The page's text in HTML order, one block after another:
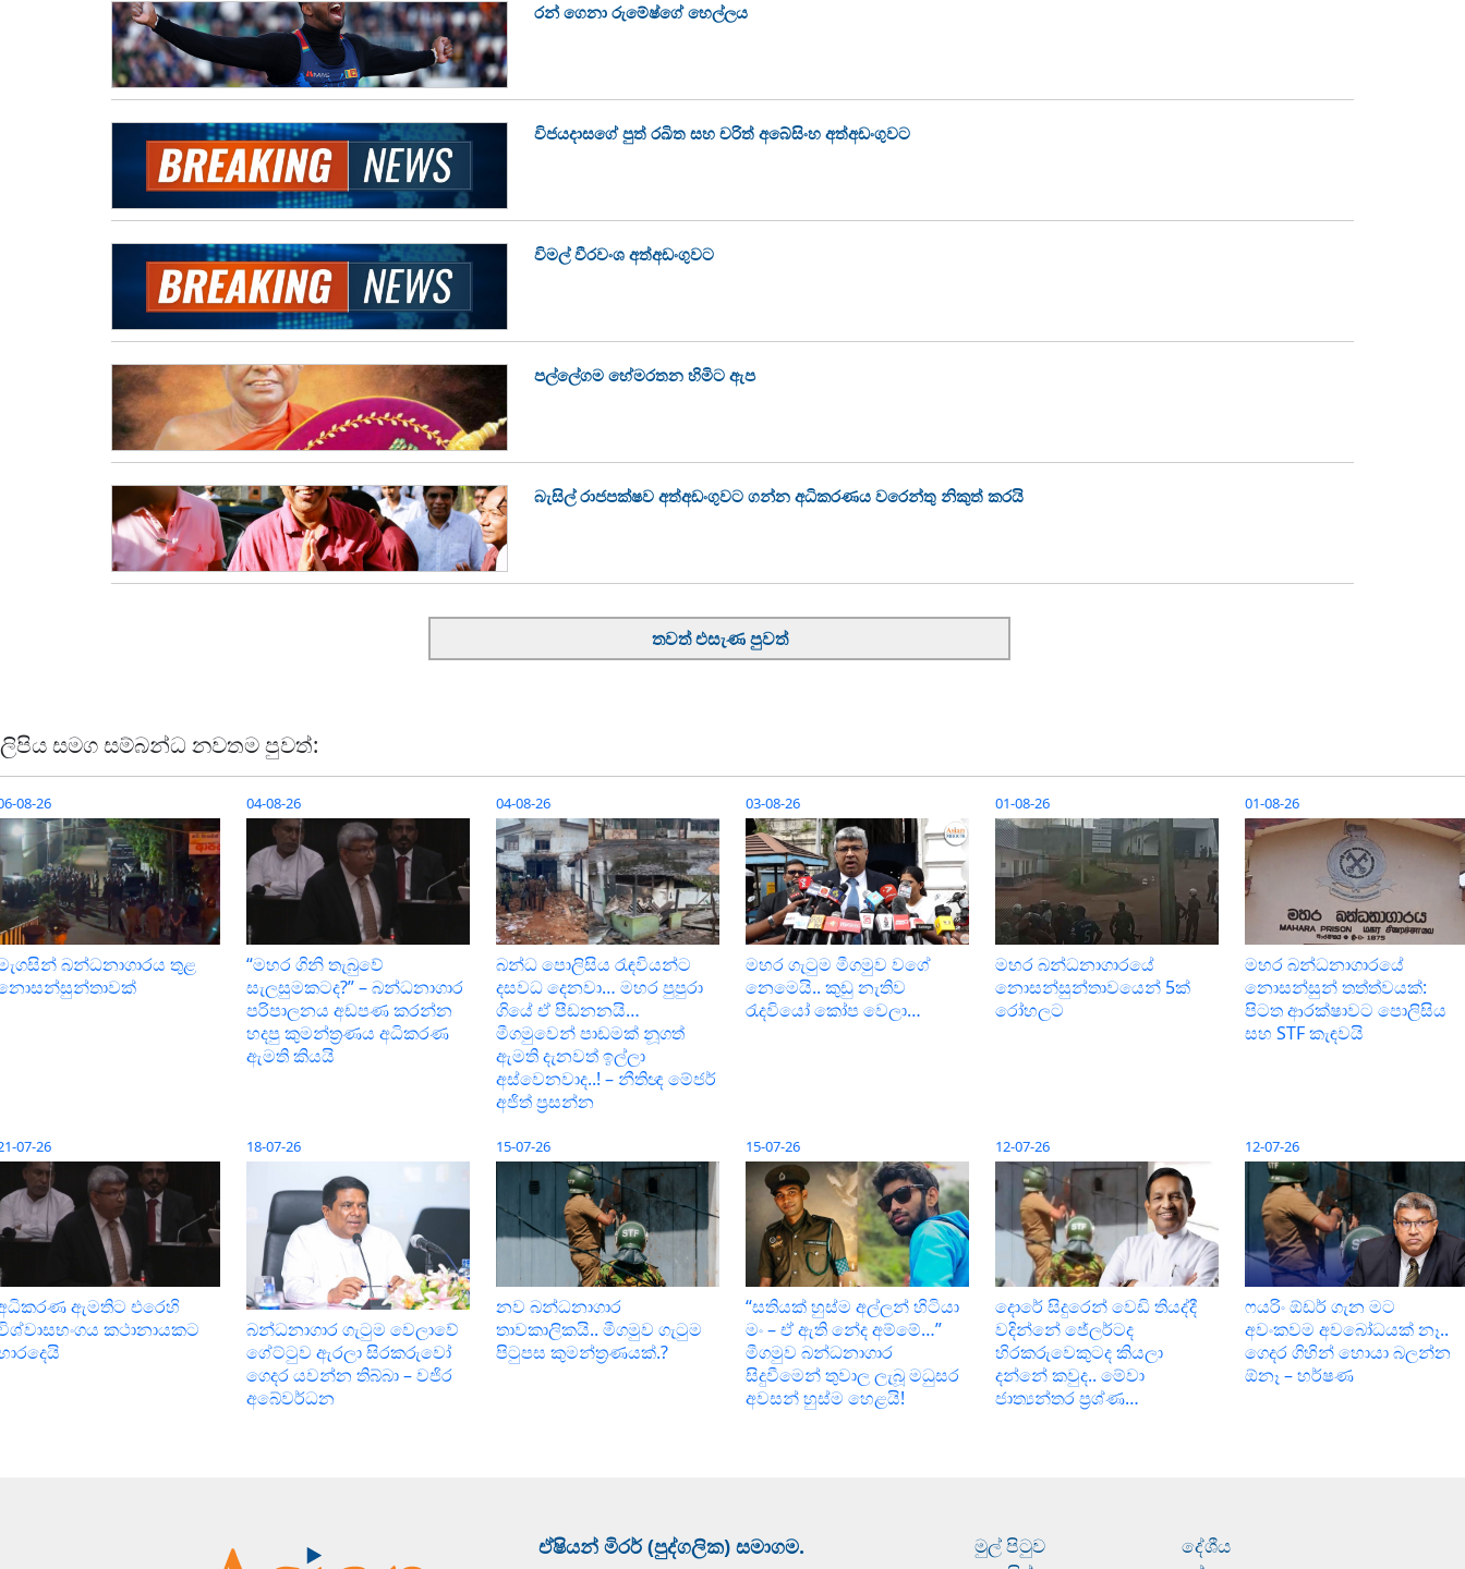
රන් ගෙනා රුමේෂ්ගේ හෙල්ලය
විජයදාසගේ පුත් රඛිත සහ චරිත් අබේසිංහ අත්අඩංගුවට
විමල් වීරවංශ අත්අඩංගුවට
පල්ලේගම හේමරතන හිමිට ඇප
බැසිල් රාජපක්ෂව අත්අඩංගුවට ගන්න අධිකරණය වරෙන්තු නිකුත් කරයි
තවත් එසැණ පුවත්
ලිපිය සමග සම්බන්ධ නවතම පුවත්:
08-26
බන්ධනාගාරය තුළ
04-08-26
“මහර ගිනි තැබුවේ
සැලසුමකටද?” – බන්ධනාගාර
පරිපාලනය අඩපණ කරන්න
හදපු කුමන්ත්‍රණය අධිකරණ
ඇමති කියයි
04-08-26
බන්ධ පොලිසිය රැඳවියන්ට
දසවධ දෙනවා… මහර පුපුරා
ගියේ ඒ පීඩනනයි…
මීගමුවෙන් පාඩමක් නූගත්
ඇමති දැනවත් ඉල්ලා
අස්වෙනවාද..! – නීතිඥ මේජර්
අජිත් ප්‍රසන්න
03-08-26
මහර ගැටුම මීගමුව වගේ
නෙමෙයි.. කුඩු නැතිව
රැදවියෝ කෝප වෙලා…
01-08-26
මහර බන්ධනාගාරයේ
නොසන්සුන්තාවයෙන් 5ක්
රෝහලට
01-08-26
මහර බන්ධනාගාරයේ
නොසන්සුන් තත්ත්වයක්:
පිටත ආරක්ෂාවට පොලිසිය
සහ STF කැඳවයි
07-26
ඇමතිට එරෙහි
කථානායකට
18-07-26
බන්ධනාගාර ගැටුම වෙලාවේ
ගේට්ටුව ඇරලා සිරකරුවෝ
ගෙදර යවන්න තිබ්බා – වජිර
අබේවර්ධන
15-07-26
නව බන්ධනාගාර
තාවකාලිකයි.. මීගමුව ගැටුම
පිටුපස කුමන්ත්‍රණයක්.?
15-07-26
“සතියක් හුස්ම අල්ලන් හිටියා
මං – ඒ ඇති නේද අම්මේ…”
මීගමුව බන්ධනාගාර
සිදුවීමෙන් තුවාල ලැබූ මධුසර
අවසන් හුස්ම හෙළයි!
12-07-26
දොරේ සිදුරෙන් වෙඩි තියද්දී
වදින්නේ ජේලර්ටද
හිරකරුවෙකුටද කියලා
දන්නේ කවුද.. මේවා
ජාත්‍යන්තර ප‍්‍රශ්ණ…
12-07-26
ෆයරිං ඕඩර් ගැන මට
අවංකවම අවබෝධයක් නෑ..
ගෙදර ගිහින් හොයා බලන්න
ඕනෑ – හර්ෂණ
ඒෂියන් මිරර් (පුද්ගලික) සමාගම.
මුල් පිටුව
දේශීය